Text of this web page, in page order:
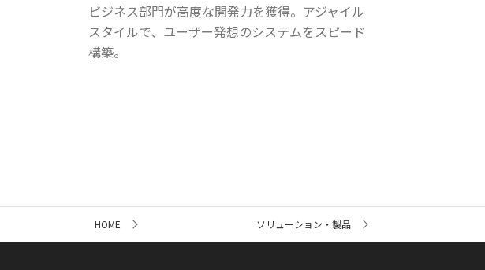
ビジネス部門が高度な開発力を獲得。アジャイル
スタイルで、ユーザー発想のシステムをスピード
構築。
ト
HOME ソリューション・製品